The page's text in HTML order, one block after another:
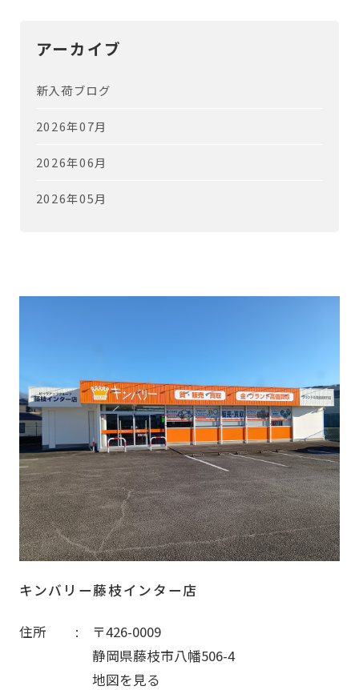
アーカイブ
新入荷ブログ
2026年07月
2026年06月
2026年05月
キンバリー藤枝インター店
住所
〒426-0009
静岡県藤枝市八幡506-4
地図を見る